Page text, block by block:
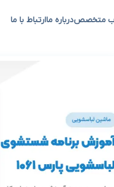
متخصصدرباره ماارتباط با ما